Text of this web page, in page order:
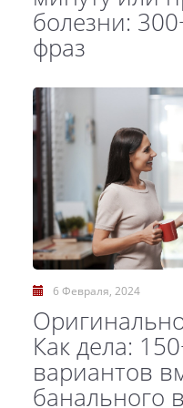
болезни:
фраз
6 Февраля, 2024
Как дела:
вариантов
банального